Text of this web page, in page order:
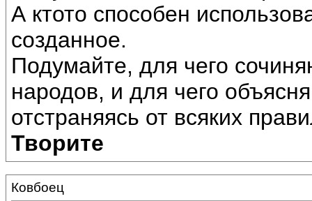
А ктото способен
созданное.
Подумайте, для чего
народов, и для чего
отстраняясь от всяких
Творите
Ковбоец